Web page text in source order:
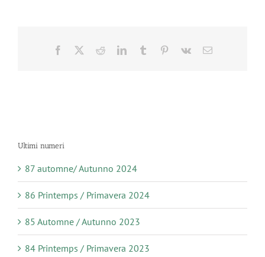
Facebook RedditLinkedInTumblr Pinterest
Vk Email
Ultimi numeri
87 automne/ Autunno 2024
86 Printemps / Primavera 2024
85 Automne / Autunno 2023
84 Printemps / Primavera 2023